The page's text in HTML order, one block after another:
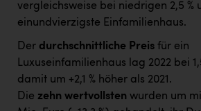
vergleichsweise bei niedrigen 2,5 %
einundvierzigste Einfamilienhaus.
Der durchschnittliche Preis für ein
Luxuseinfamilienhaus lag 2022 bei
damit um +2,1 % höher als 2021.
Die zehn wertvollsten wurden um